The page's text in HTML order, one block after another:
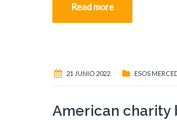
Read more
21 JUNIO 2022 ESOS
American charity